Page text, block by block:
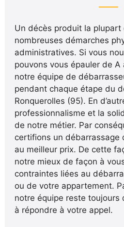
Un décès produit la plupart
nombreuses démarches
administratives. Si vous
pouvons vous épauler de A
notre équipe de
pendant chaque étape du
Ronquerolles (95). En
professionnalisme et la
de notre métier. Par
certifions un débarrassage
au meilleur prix. De cette
notre mieux de façon à
contraintes liées au
ou de votre appartement.
notre équipe reste toujours
à répondre à votre appel.